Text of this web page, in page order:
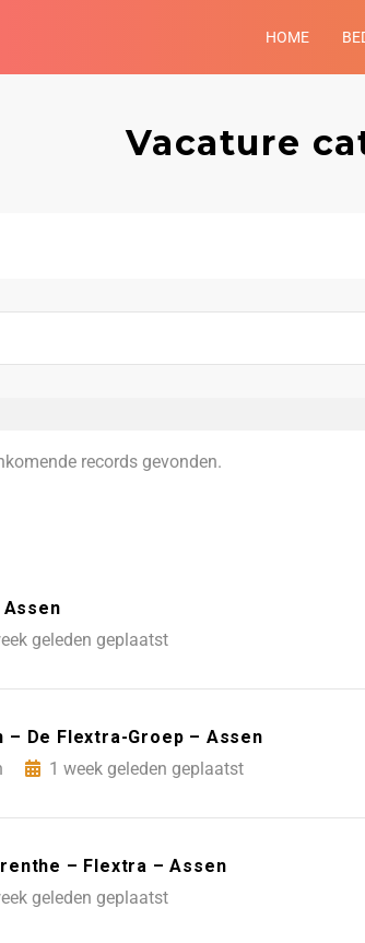
HOME
Vacature
records gevonden.
geleden geplaatst
De Flextra-Groep – Assen
1 week geleden geplaatst
– Flextra – Assen
geleden geplaatst